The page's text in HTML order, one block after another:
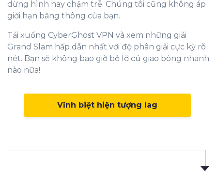
dừng hình hay chậm trễ. Chúng tôi cũng không áp
giới hạn băng thông của bạn.
Tải xuống CyberGhost VPN và xem những giải
Grand Slam hấp dẫn nhất với độ phân giải cực kỳ rõ
nét. Bạn sẽ không bao giờ bỏ lỡ cú giao bóng nhanh
nào nữa!
Vĩnh biệt hiện tượng lag